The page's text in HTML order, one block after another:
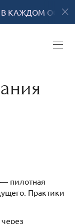
ОСОБЕННАЯ
пилотная
Практики